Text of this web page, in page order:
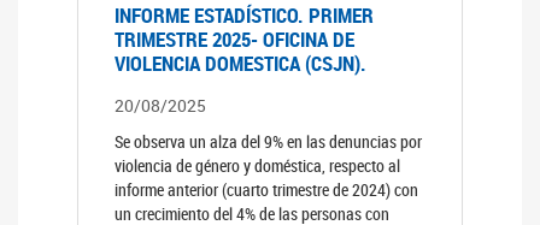
INFORME ESTADÍSTICO. PRIMER
TRIMESTRE 2025- OFICINA DE
VIOLENCIA DOMESTICA (CSJN).
20/08/2025
Se observa un alza del 9% en las denuncias por
violencia de género y doméstica, respecto al
informe anterior (cuarto trimestre de 2024) con
un crecimiento del 4% de las personas con